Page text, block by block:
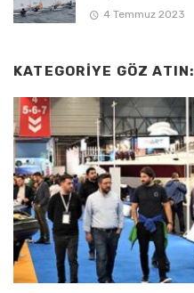
4 Temmuz 2023
KATEGORIYE GÖZ ATIN: